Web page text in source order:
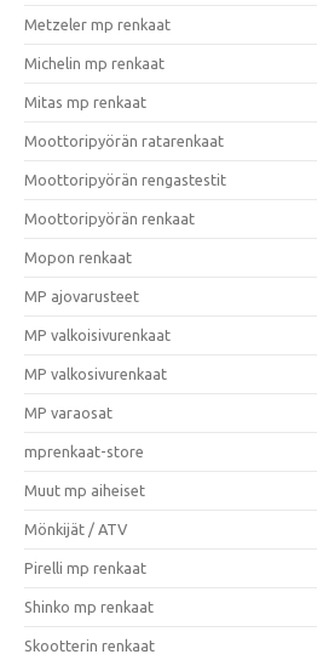
Metzeler mp renkaat
Michelin mp renkaat
Mitas mp renkaat
Moottoripyörän ratarenkaat
Moottoripyörän rengastestit
Moottoripyörän renkaat
Mopon renkaat
MP ajovarusteet
MP valkoisivurenkaat
MP valkosivurenkaat
MP varaosat
mprenkaat-store
Muut mp aiheiset
Mönkijät / ATV
Pirelli mp renkaat
Shinko mp renkaat
Skootterin renkaat